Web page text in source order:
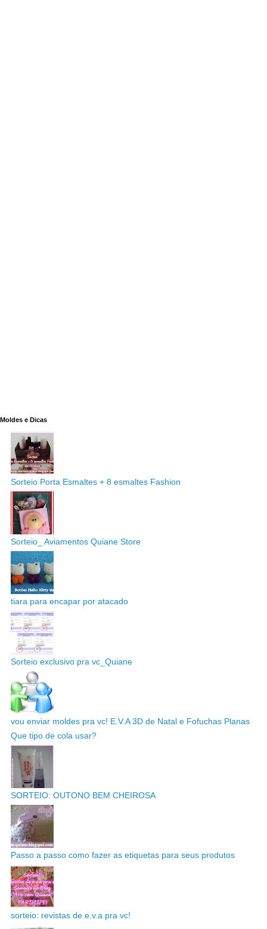
Moldes e Dicas
Sorteio Porta Esmaltes + 8 esmaltes Fashion
Sorteio_ Aviamentos Quiane Store
tiara para encapar por atacado
Sorteio exclusivo pra vc_Quiane
vou enviar moldes pra vc! E.V.A 3D de Natal e Fofuchas Planas
Que tipo de cola usar?
SORTEIO: OUTONO BEM CHEIROSA
Passo a passo como fazer as etiquetas para seus produtos
sorteio: revistas de e.v.a pra vc!